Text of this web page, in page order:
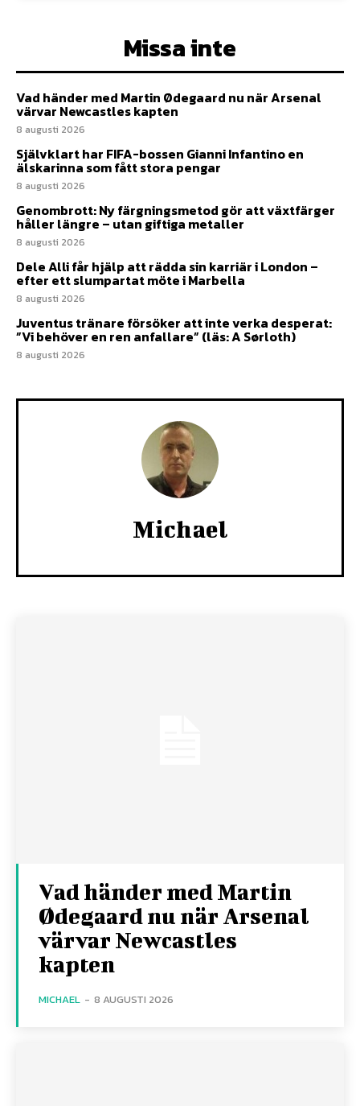
Missa inte
Vad händer med Martin Ødegaard nu när Arsenal
värvar Newcastles kapten
8 augusti 2026
Självklart har FIFA-bossen Gianni Infantino en
älskarinna som fått stora pengar
8 augusti 2026
Genombrott: Ny färgningsmetod gör att växtfärger
håller längre – utan giftiga metaller
8 augusti 2026
Dele Alli får hjälp att rädda sin karriär i London –
efter ett slumpartat möte i Marbella
8 augusti 2026
Juventus tränare försöker att inte verka desperat:
”Vi behöver en ren anfallare” (läs: A Sørloth)
8 augusti 2026
Michael
Vad händer med Martin
Ødegaard nu när Arsenal
värvar Newcastles
kapten
MICHAEL - 8 AUGUSTI 2026